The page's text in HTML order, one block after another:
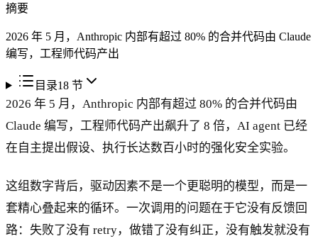
摘要
2026 年 5 月，Anthropic 内部有超过 80% 的合并代码由 Claude
编写，工程师代码产出
目录18节
2026 年 5 月，Anthropic 内部有超过 80% 的合并代码由
Claude 编写，工程师代码产出飙升了 8 倍，AI agent 已经
在自主提出假设、执行长达数百小时的强化安全实验。
这组数字背后，驱动因素不是一个更聪明的模型，而是一
套精心叠起来的循环。一次调用的问题在于它没有反馈回
路：失败了没有 retry，做错了没有纠正，没有触发就没有